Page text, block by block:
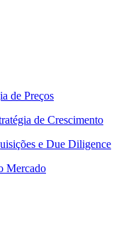
de Preços
de Crescimento
e Due Diligence
Mercado